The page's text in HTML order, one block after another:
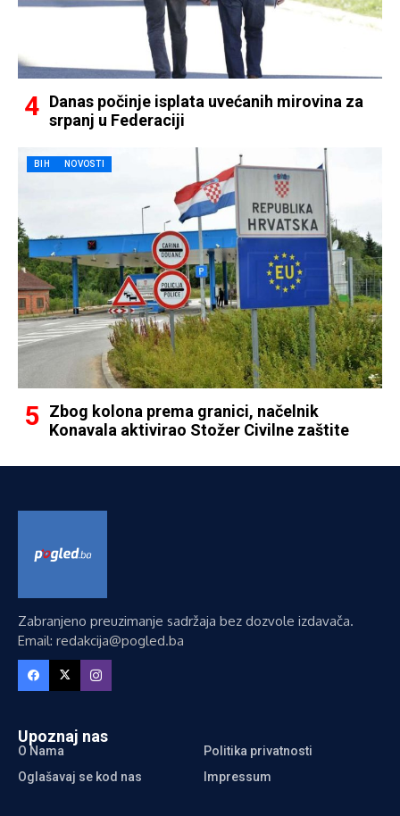
Danas počinje isplata uvećanih mirovina za
srpanj u Federaciji
BIH NOVOSTI
Zbog kolona prema granici, načelnik
Konavala aktivirao Stožer Civilne zaštite
Zabranjeno preuzimanje sadržaja bez dozvole izdavača.
Email: redakcija@pogled.ba
Upoznaj nas
O Nama
Politika privatnosti
Oglašavaj se kod nas
Impressum